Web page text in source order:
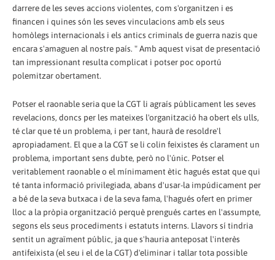
darrere de les seves accions violentes, com s'organitzen i es
financen i quines són les seves vinculacions amb els seus
homòlegs internacionals i els antics criminals de guerra nazis que
encara s'amaguen al nostre país. " Amb aquest visat de presentació
tan impressionant resulta complicat i potser poc oportú
polemitzar obertament.
Potser el raonable seria que la CGT li agraís públicament les seves
revelacions, doncs per les mateixes l'organització ha obert els ulls,
té clar que té un problema, i per tant, haurà de resoldre'l
apropiadament. El que a la CGT se li colin feixistes és clarament un
problema, important sens dubte, però no l'únic. Potser el
veritablement raonable o el mínimament ètic hagués estat que qui
té tanta informació privilegiada, abans d'usar-la impúdicament per
a bé de la seva butxaca i de la seva fama, l'hagués ofert en primer
lloc a la pròpia organització perquè prengués cartes en l'assumpte,
segons els seus procediments i estatuts interns. Llavors sí tindria
sentit un agraïment públic, ja que s'hauria anteposat l'interès
antifeixista (el seu i el de la CGT) d'eliminar i tallar tota possible